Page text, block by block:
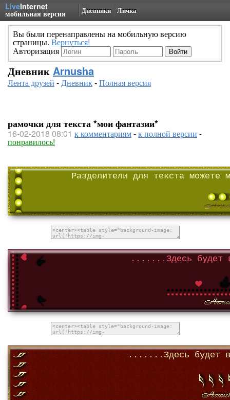
LiveInternet
мобильная версия Дневники Личка
Вы были перенаправлены на мобильную версию
страницы. Вернуться!
Авторизация
Дневник Arnusha
Лента друзей -Дневник-Полная версия
рамочки для текста *мои фантазии*
16-02-2018 08:01 к комментариям-к полной версии -
понравилось!
Разделители для текста
.......Здесь будет
.......Здесь будет